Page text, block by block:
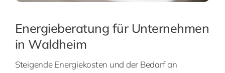
Energieberatung für Unternehmen
in Waldheim
Steigende Energiekosten und der Bedarf an